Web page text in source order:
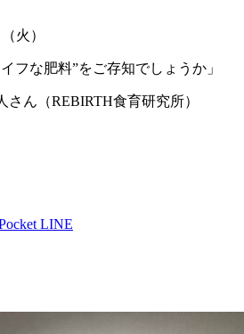
火）
フな肥料”をご存知でしょうか」
さん（REBIRTH食育研究所）
LINE